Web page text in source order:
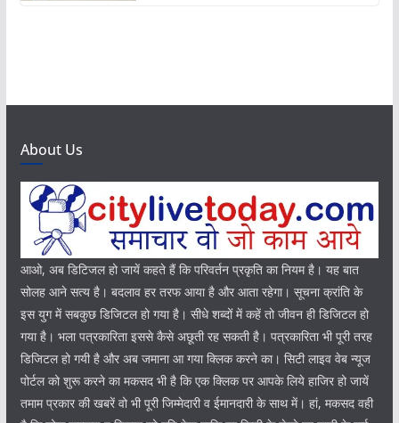
About Us
आओ, अब डिटिजल हो जायें कहते हैं कि परिवर्तन प्रकृति का नियम है। यह बात
सोलह आने सत्य है। बदलाव हर तरफ आया है और आता रहेगा। सूचना क्रांति के
इस युग में सबकुछ डिजिटल हो गया है। सीधे शब्दों में कहें तो जीवन ही डिजिटल हो
गया है। भला पत्रकारिता इससे कैसे अछूती रह सकती है। पत्रकारिता भी पूरी तरह
डिजिटल हो गयी है और अब जमाना आ गया क्लिक करने का। सिटी लाइव वेब न्यूज
पोर्टल को शुरू करने का मकसद भी है कि एक क्लिक पर आपके लिये हाजिर हो जायें
तमाम प्रकार की खबरें वो भी पूरी जिम्मेदारी व ईमानदारी के साथ में। हां, मकसद वही